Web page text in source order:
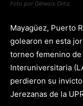
Foto por Génesis Ortiz.
Mayagüez, Puerto
golearon en esta
torneo femenino
Interuniversitaria
perdieron su
Jerezanas de la